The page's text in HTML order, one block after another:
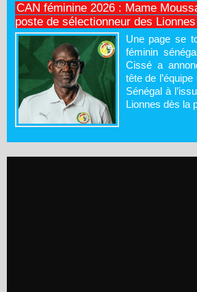
CAN féminine 2026 : Mame
poste de sélectionneur des Lionnes
Une page se
féminin
Cissé a
tête de
Sénégal à
Lionnes dès la